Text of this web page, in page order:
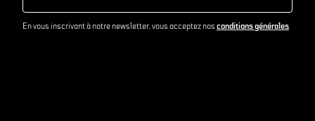
En vous inscrivant à notre newsletter, vous acceptez nosconditions générales.